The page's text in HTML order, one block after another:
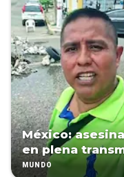
México:
en plena
MUNDO